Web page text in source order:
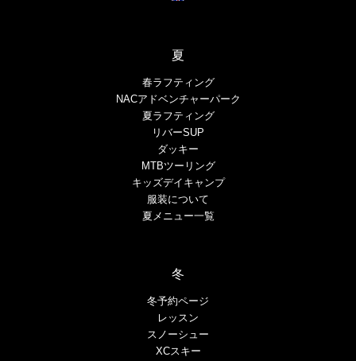
夏
春ラフティング
NACアドベンチャーパーク
夏ラフティング
リバーSUP
ダッキー
MTBツーリング
キッズデイキャンプ
服装について
夏メニュー一覧
冬
冬予約ページ
レッスン
スノーシュー
XCスキー